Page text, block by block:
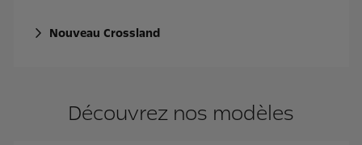
Nouveau Crossland
Découvrez nos modèles